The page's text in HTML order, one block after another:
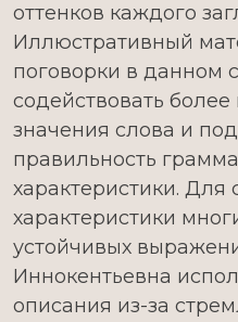
оттенков каждого
Иллюстративный
поговорки в данном
содействовать
значения слова и
правильность
характеристики. Для
характеристики
устойчивых
Иннокентьевна
описания из-за